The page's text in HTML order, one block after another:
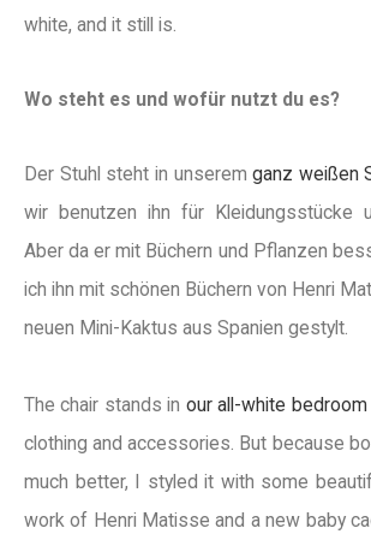
white, and it still is.
Wo steht es und wofür nutzt du es?
Der Stuhl steht in unseremganz weißen
wir benutzen ihn für Kleidungsstücke
Aber da er mit Büchern und Pflanzen
ich ihn mit schönen Büchern von Henri
neuen Mini-Kaktus aus Spanien gestylt.
The chair stands in our all-white bedroom
clothing and accessories. But because
much better, I styled it with some
work of Henri Matisse and a new baby